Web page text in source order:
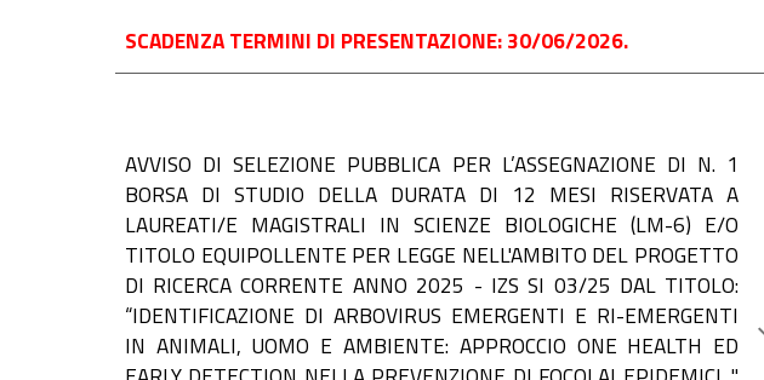
SCADENZA TERMINI DI PRESENTAZIONE: 30/06/2026.
AVVISO DISELEZIONE PUBBLICA PER L’ASSEGNAZIONE DI N. 1
BORSA DI STUDIO DELLA DURATA DI 12 MESI RISERVATA A
LAUREATI/E MAGISTRALI IN SCIENZE BIOLOGICHE (LM-6) E/O
TITOLO EQUIPOLLENTE PER LEGGE NELL'AMBITO DEL PROGETTO
DI RICERCA CORRENTE ANNO 2025 - IZS SI 03/25 DAL TITOLO:
“IDENTIFICAZIONE DI ARBOVIRUS EMERGENTI E RI-EMERGENTI
IN ANIMALI, UOMO E AMBIENTE: APPROCCIO ONE HEALTH ED